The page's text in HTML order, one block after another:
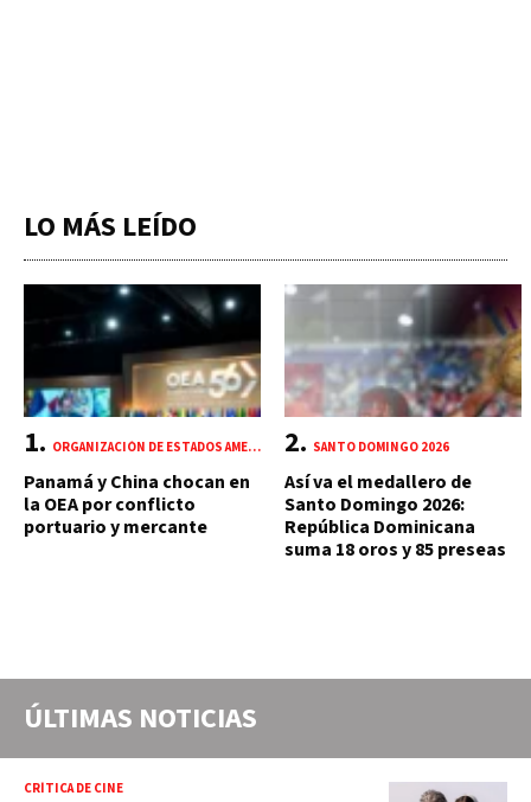
LO MÁS LEÍDO
ORGANIZACIÓN DE ESTADOS AMERICANOS (OEA)
Panamá y China chocan en
la OEA por conflicto
portuario y mercante
SANTO DOMINGO 2026
Así va el medallero de
Santo Domingo 2026:
República Dominicana
suma 18 oros y 85 preseas
ÚLTIMAS NOTICIAS
CRÍTICA DE CINE